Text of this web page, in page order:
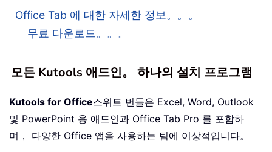
Office Tab 에 대한 자세한 정보。。。
무료 다운로드。。。
모든 Kutools 애드인。 하나의 설치 프로그램
Kutools for Office스위트 번들은 Excel, Word, Outlook
및 PowerPoint 용 애드인과 Office Tab Pro 를 포함하
며， 다양한 Office 앱을 사용하는 팀에 이상적입니다。